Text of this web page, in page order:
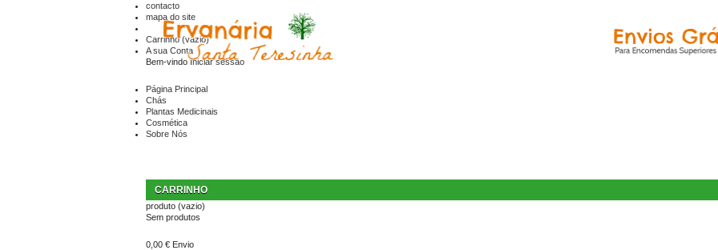
contacto
mapa do site
Carrinho(vazio)
A sua Conta
Bem-vindoIniciar sessão
Página Principal
Chás
Plantas Medicinais
Cosmética
Sobre Nós
CARRINHO
produto (vazio)
Sem produtos
0,00 € Envio